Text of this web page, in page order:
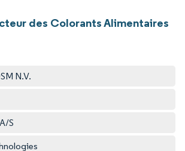
des Colorants Alimentaires
N.V.
S